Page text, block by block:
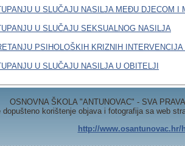
U SLUČAJU NASILJA MEĐU DJECOM I
U SLUČAJU SEKSUALNOG NASILJA
PSIHOLOŠKIH KRIZNIH
U SLUČAJU NASILJA U OBITELJI
OSNOVNA ŠKOLA "ANTUNOVAC" - SVA
dopušteno korištenje objava i fotografija sa web
http://www.osantunovac.hr/